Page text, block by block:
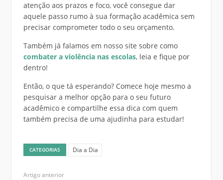
atenção aos prazos e foco, você consegue dar
aquele passo rumo à sua formação acadêmica sem
precisar comprometer todo o seu orçamento.
Também já falamos em nosso site sobre como
combater a violência nas escolas, leia e fique por
dentro!
Então, o que tá esperando? Comece hoje mesmo a
pesquisar a melhor opção para o seu futuro
acadêmico e compartilhe essa dica com quem
também precisa de uma ajudinha para estudar!
CATEGORIAS Dia a Dia
Artigo anterior